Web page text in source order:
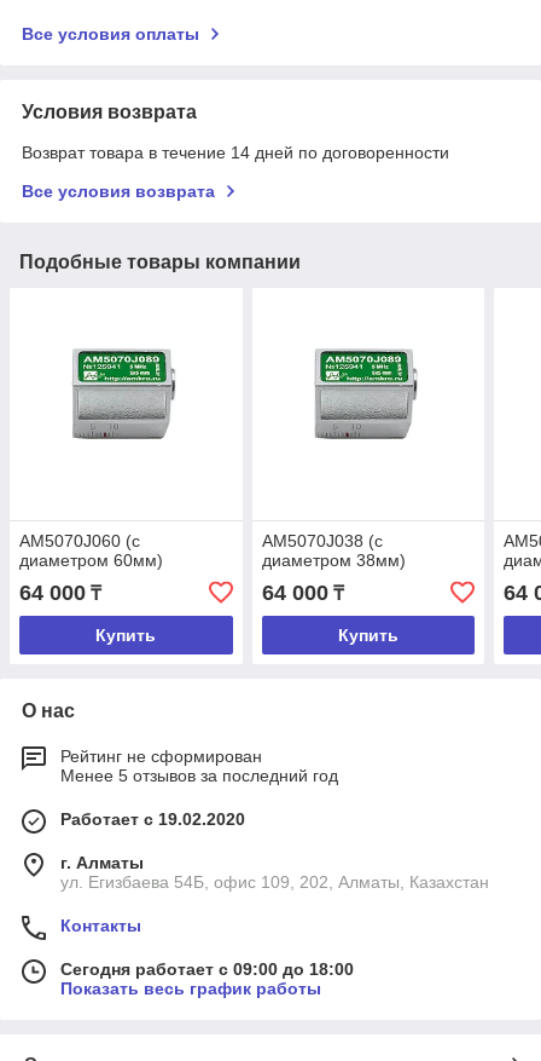
Все условия оплаты
Условия возврата
Возврат товара в течение 14 дней по договоренности
Все условия возврата
Подобные товары компании
AM5070J060 (с
диаметром 60мм)
64 000 ₸
Купить
AM5070J038 (с
диаметром 38мм)
64 000₸
Купить
64
О нас
Рейтинг не сформирован
Менее 5 отзывов за последний год
Работает с 19.02.2020
г. Алматы
ул. Егизбаева 54Б, офис 109, 202, Алматы, Казахстан
Контакты
Сегодня работает с 09:00 до 18:00
Показать весь график работы